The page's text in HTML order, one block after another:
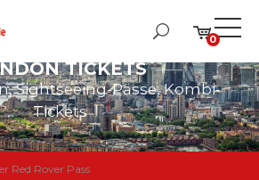
0
TICKETS
Sightseeing-Pässe, Kombi-
Tickets
Red Rover Pass